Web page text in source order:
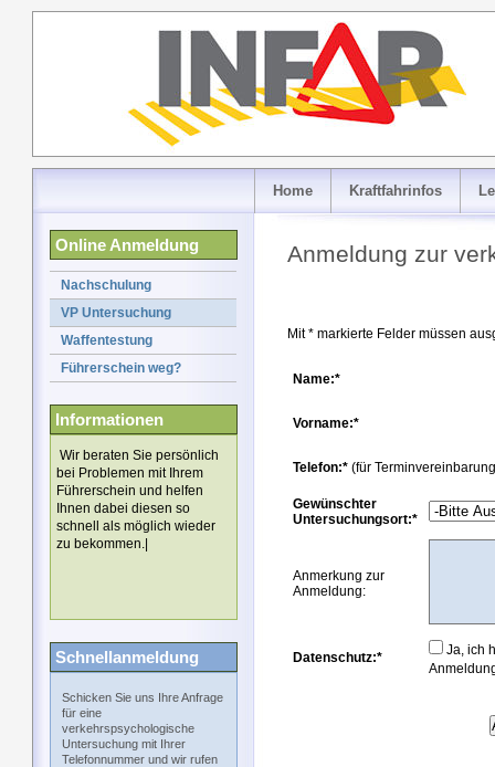
Home Kraftfahrinfos
Online Anmeldung
Nachschulung
VP Untersuchung
Waffentestung
Führerschein weg?
Informationen
Wir beraten Sie persönlich
bei Problemen mit Ihrem
Führerschein und helfen
Ihnen dabei diesen so
schnell als möglich wieder
zu bekommen.|
Schnellanmeldung
Schicken Sie uns Ihre Anfrage
für eine
verkehrspsychologische
Untersuchung mit Ihrer
Telefonnummer und wir rufen
Anmeldung zur
Mit * markierte Felder müssen
Name:*
Vorname:*
Telefon:* (für
Gewünschter
Untersuchungsort:*
Anmerkung zur
Anmeldung:
Datenschutz:*
Ja, ich